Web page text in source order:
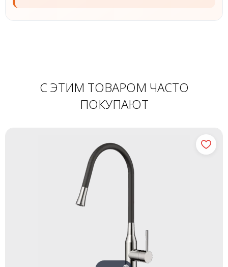
С ЭТИМ ТОВАРОМ ЧАСТО
ПОКУПАЮТ